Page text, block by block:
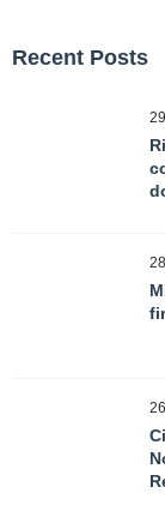
Recent Posts